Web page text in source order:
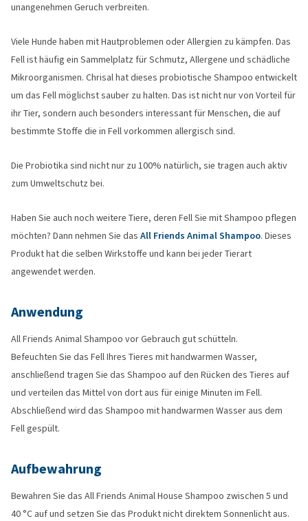
unangenehmen Geruch verbreiten.
Viele Hunde haben mit Hautproblemen oder Allergien zu kämpfen. Das
Fell ist häufig ein Sammelplatz für Schmutz, Allergene und schädliche
Mikroorganismen. Chrisal hat dieses probiotische Shampoo entwickelt
um das Fell möglichst sauber zu halten. Das ist nicht nur von Vorteil für
ihr Tier, sondern auch besonders interessant für Menschen, die auf
bestimmte Stoffe die in Fell vorkommen allergisch sind.
Die Probiotika sind nicht nur zu 100% natürlich, sie tragen auch aktiv
zum Umweltschutz bei.
Haben Sie auch noch weitere Tiere, deren Fell Sie mit Shampoo pflegen
möchten? Dann nehmen Sie das All Friends Animal Shampoo. Dieses
Produkt hat die selben Wirkstoffe und kann bei jeder Tierart
angewendet werden.
Anwendung
All Friends Animal Shampoo vor Gebrauch gut schütteln.
Befeuchten Sie das Fell Ihres Tieres mit handwarmen Wasser,
anschließend tragen Sie das Shampoo auf den Rücken des Tieres auf
und verteilen das Mittel von dort aus für einige Minuten im Fell.
Abschließend wird das Shampoo mit handwarmen Wasser aus dem
Fell gespült.
Aufbewahrung
Bewahren Sie das All Friends Animal House Shampoo zwischen 5 und
40 °C auf und setzen Sie das Produkt nicht direktem Sonnenlicht aus.